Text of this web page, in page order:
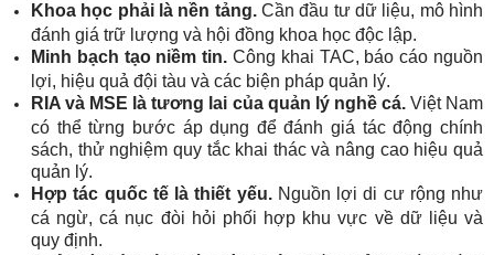
Khoa học phải là nền tảng.Cần đầu tư dữ liệu, mô hình
đánh giá trữ lượng và hội đồng khoa học độc lập.
Minh bạch tạo niềm tin. Công khai TAC, báo cáo nguồn
lợi, hiệu quả đội tàu và các biện pháp quản lý.
RIA và MSE là tương lai của quản lý nghề cá.Việt Nam
có thể từng bước áp dụng để đánh giá tác động chính
sách, thử nghiệm quy tắc khai thác và nâng cao hiệu quả
quản lý.
Hợp tác quốc tế là thiết yếu.Nguồn lợi di cư rộng như
cá ngừ, cá nục đòi hỏi phối hợp khu vực về dữ liệu và
quy định.